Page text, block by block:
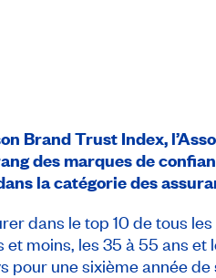
Brand Trust Index,
des marques de
la catégorie des
dans le top 10 de tous
moins, les 35 à 55 ans
pour une sixième année de